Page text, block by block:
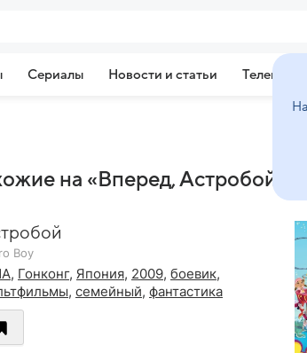
Сериалы Новости и статьи
на «Вперед, Астробой!»
Boy
, Гонконг, Япония, 2009, боевик,
, семейный, фантастика